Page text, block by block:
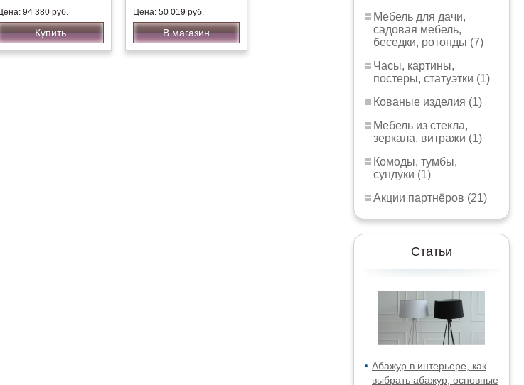
Мебель для дачи,
садовая мебель,
беседки, ротонды (7)
Часы, картины,
постеры, статуэтки (1)
Кованые изделия (1)
Мебель из стекла,
зеркала, витражи (1)
Комоды, тумбы,
сундуки (1)
Акции партнёров (21)
Статьи
Абажур в интерьере, как
выбрать абажур, основные
94 380 руб.
Купить
Цена: 50 019 руб.
В магазин